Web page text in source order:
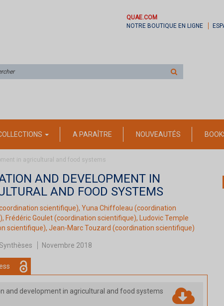
QUAE.COM
NOTRE BOUTIQUE EN LIGNE
sur
A PARAÎTRE NOUVEAUTÉS
in agricultural and food systems
AND DEVELOPMENT IN
AND FOOD SYSTEMS
scientifique), Yuna Chiffoleau (coordination
Frédéric Goulet(coordination scientifique),
Ludovic Temple
scientifique), Jean-Marc Touzard (coordination scientifique)
Novembre 2018
and development in agricultural and food systems